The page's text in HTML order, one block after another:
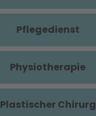
Pflegedienst
Physiotherapie
Plastischer Chirurg